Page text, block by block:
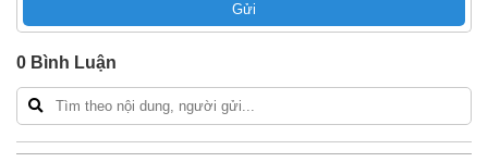
Gửi
0 Bình Luận